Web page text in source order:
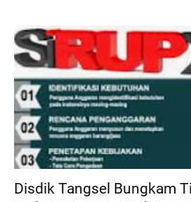
Disdik Tangsel Bungkam